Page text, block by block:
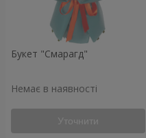
Букет "Смарагд"
Немає в наявності
Уточнити